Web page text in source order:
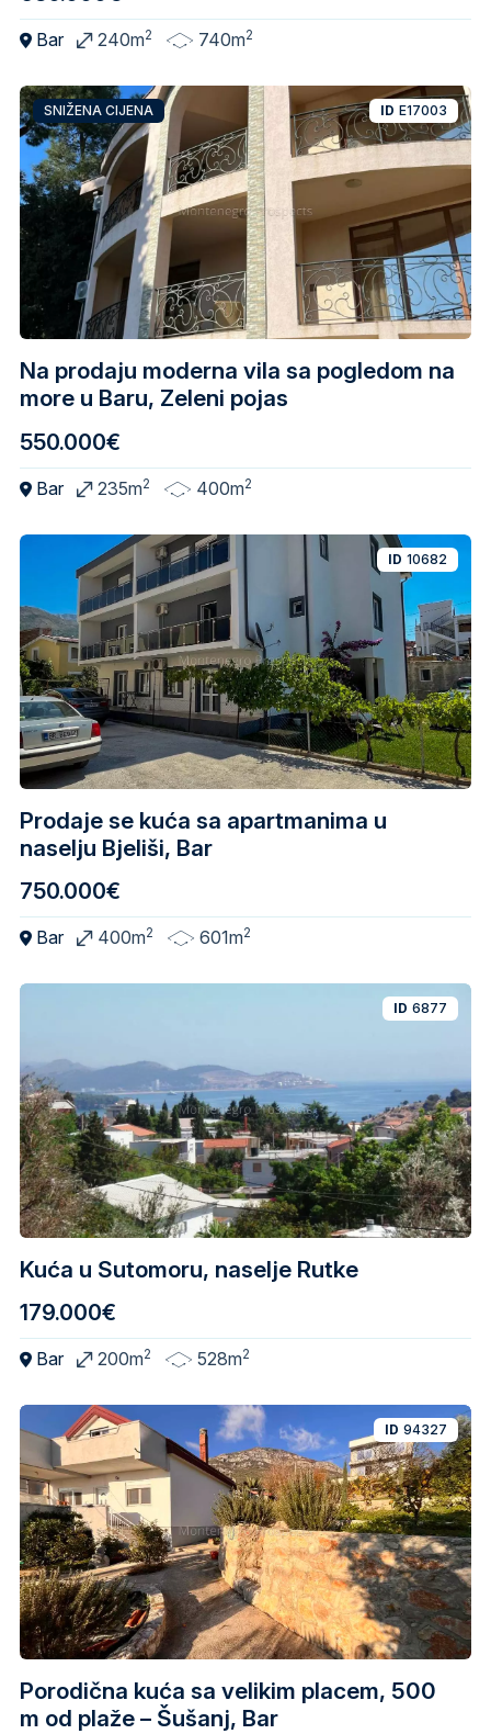
Bar 240m2 740m2
Na prodaju moderna vila sa pogledom na
more u Baru, Zeleni pojas
SNIŽENA CIJENA ID E17003
550.000€
Bar 235m2 400m2
Prodaje se kuća sa apartmanima u
naselju Bjeliši, Bar
ID 10682
750.000€
Bar 400m2 601m2
Kuća u Sutomoru, naselje Rutke
ID 6877
179.000€
Bar 200m2 528m2
Porodična kuća sa velikim placem, 500
m od plaže – Šušanj, Bar
ID 94327